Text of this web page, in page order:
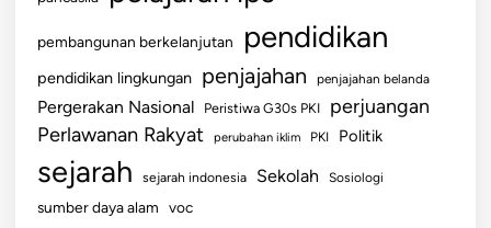
pembangunan berkelanjutan pendidikan
pendidikan lingkungan penjajahan penjajahan belanda
Pergerakan Nasional Peristiwa G30s PKI perjuangan
Perlawanan Rakyat perubahan iklim PKI Politik
sejarah sejarah indonesia Sekolah Sosiologi
sumber daya alam voc